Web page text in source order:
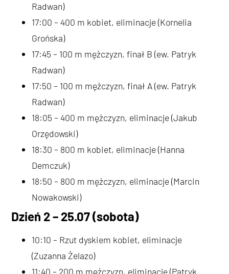
Radwan)
17:00 – 400 m kobiet, eliminacje (Kornelia
Grońska)
17:45 – 100 m mężczyzn, finał B (ew. Patryk
Radwan)
17:50 – 100 m mężczyzn, finał A (ew. Patryk
Radwan)
18:05 – 400 m mężczyzn, eliminacje (Jakub
Orzędowski)
18:30 – 800 m kobiet, eliminacje (Hanna
Demczuk)
18:50 – 800 m mężczyzn, eliminacje (Marcin
Nowakowski)
Dzień 2 – 25.07 (sobota)
10:10 – Rzut dyskiem kobiet, eliminacje
(Zuzanna Żelazo)
11:40 – 200 m mężczyzn, eliminacje (Patryk